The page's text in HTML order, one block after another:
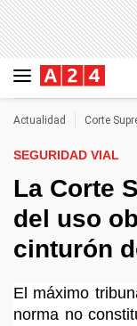
Actualidad Corte
SEGURIDAD VIAL
La Corte
del uso
cinturón
El máximo
norma no